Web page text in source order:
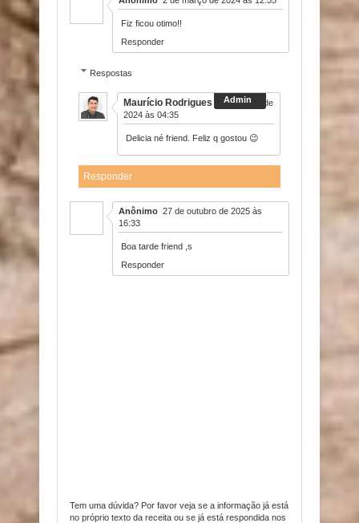
Fiz ficou otimo!!
Responder
Respostas
Maurício Rodrigues
3 de março de
2024 às 04:35
Delicia né friend. Feliz q gostou 😉
Responder
Anônimo 27 de outubro de 2025 às
16:33
Boa tarde friend ,s
Responder
Tem uma dúvida? Por favor veja se a informação já está
no próprio texto da receita ou se já está respondida nos